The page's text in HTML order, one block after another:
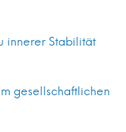
innerer Stabilität
gesellschaftlichen